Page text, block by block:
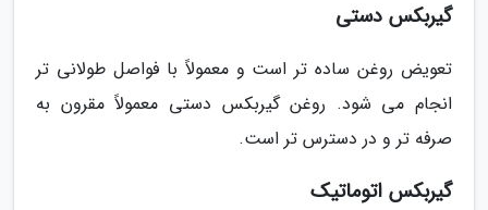
گیربکس دستی
تعویض روغن ساده تر است و معمولاً با فواصل طولانی تر
انجام می شود. روغن گیربکس دستی معمولاً مقرون به
صرفه تر و در دسترس تر است.
گیربکس اتوماتیک